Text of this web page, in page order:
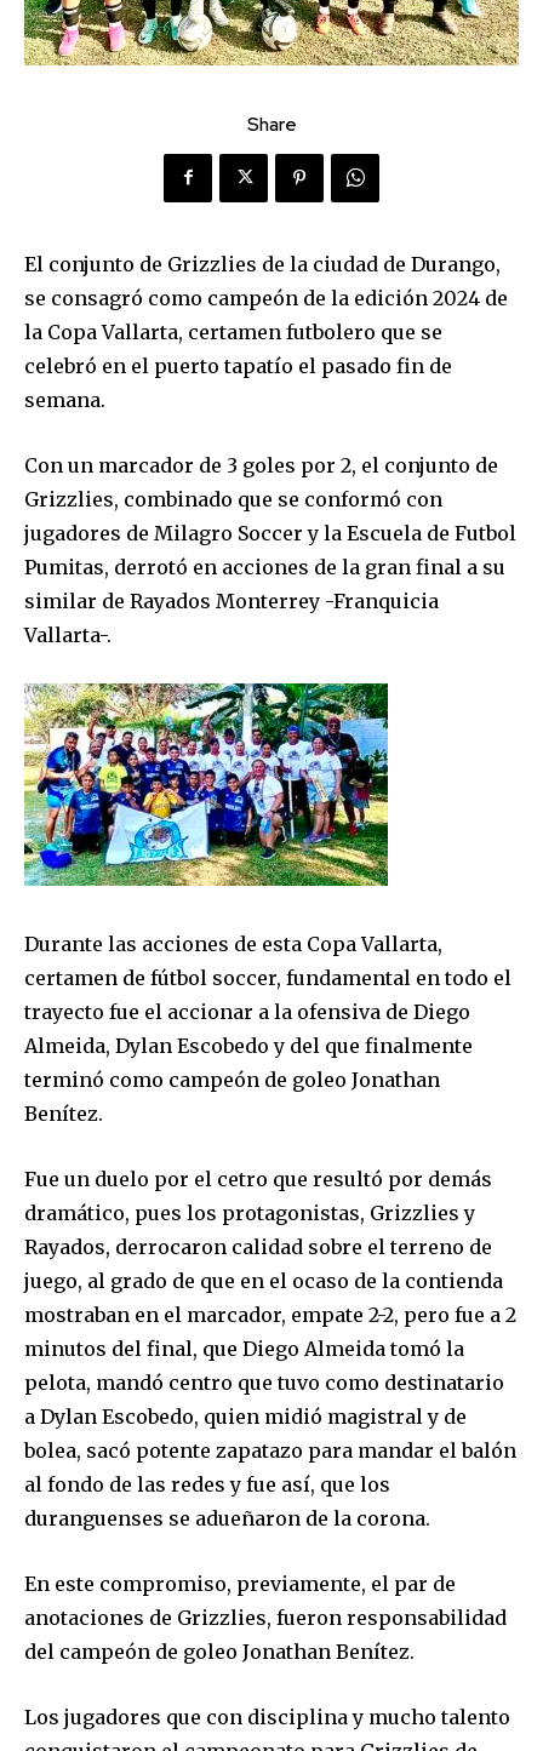
Share
El conjunto de Grizzlies de la ciudad de Durango,
se consagró como campeón de la edición 2024 de
la Copa Vallarta, certamen futbolero que se
celebró en el puerto tapatío el pasado fin de
semana.
Con un marcador de 3 goles por 2, el conjunto de
Grizzlies, combinado que se conformó con
jugadores de Milagro Soccer y la Escuela de Futbol
Pumitas, derrotó en acciones de la gran final a su
similar de Rayados Monterrey -Franquicia
Vallarta-.
Durante las acciones de esta Copa Vallarta,
certamen de fútbol soccer, fundamental en todo el
trayecto fue el accionar a la ofensiva de Diego
Almeida, Dylan Escobedo y del que finalmente
terminó como campeón de goleo Jonathan
Benítez.
Fue un duelo por el cetro que resultó por demás
dramático, pues los protagonistas, Grizzlies y
Rayados, derrocaron calidad sobre el terreno de
juego, al grado de que en el ocaso de la contienda
mostraban en el marcador, empate 2-2, pero fue a 2
minutos del final, que Diego Almeida tomó la
pelota, mandó centro que tuvo como destinatario
a Dylan Escobedo, quien midió magistral y de
bolea, sacó potente zapatazo para mandar el balón
al fondo de las redes y fue así, que los
duranguenses se adueñaron de la corona.
En este compromiso, previamente, el par de
anotaciones de Grizzlies, fueron responsabilidad
del campeón de goleo Jonathan Benítez.
Los jugadores que con disciplina y mucho talento